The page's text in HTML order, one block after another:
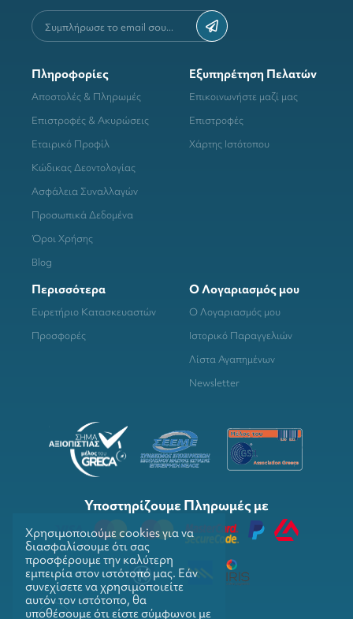
Πληροφορίες
Αποστολές & Πληρωμές
Επιστροφές & Ακυρώσεις
Εταιρικό Προφίλ
Κώδικας Δεοντολογίας
Ασφάλεια Συναλλαγών
Προσωπικά Δεδομένα
Όροι Χρήσης
Blog
Εξυπηρέτηση Πελατών
Επικοινωνήστε μαζί μας
Επιστροφές
Χάρτης Ιστότοπου
Περισσότερα
Ευρετήριο Κατασκευαστών
Προσφορές
Ο Λογαριασμός μου
Ο Λογαριασμός μου
Ιστορικό Παραγγελιών
Λίστα Αγαπημένων
Newsletter
Υποστηρίζουμε Πληρωμές με
Χρησιμοποιούμε cookies για να
διασφαλίσουμε ότι σας
προσφέρουμε την καλύτερη
εμπειρία στον ιστότοπό μας. Εάν
συνεχίσετε να χρησιμοποιείτε
αυτόν τον ιστότοπο, θα
υποθέσουμε ότι είστε σύμφωνοι με